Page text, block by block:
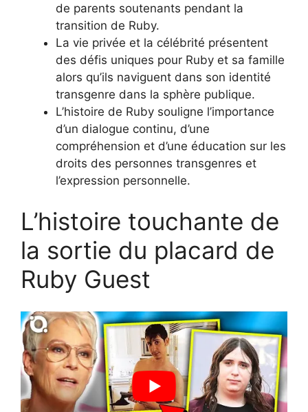
de parents soutenants pendant la
transition de Ruby.
La vie privée et la célébrité présentent
des défis uniques pour Ruby et sa famille
alors qu’ils naviguent dans son identité
transgenre dans la sphère publique.
L’histoire de Ruby souligne l’importance
d’un dialogue continu, d’une
compréhension et d’une éducation sur les
droits des personnes transgenres et
l’expression personnelle.
L’histoire touchante de
la sortie du placard de
Ruby Guest